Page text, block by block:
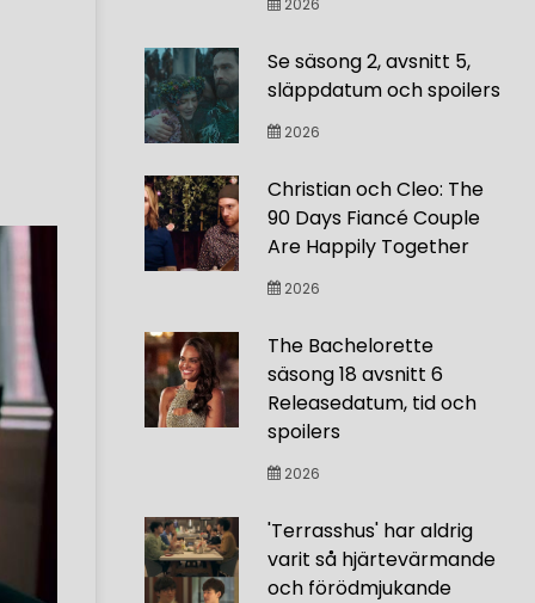
2026
Se säsong 2, avsnitt 5,
släppdatum och spoilers
2026
Christian och Cleo: The
90 Days Fiancé Couple
Are Happily Together
2026
The Bachelorette
säsong 18 avsnitt 6
Releasedatum, tid och
spoilers
2026
'Terrasshus' har aldrig
varit så hjärtevärmande
och förödmjukande